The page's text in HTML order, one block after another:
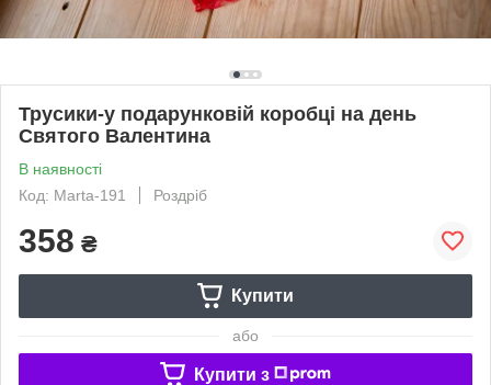
Трусики-у подарунковій коробці на день
Святого Валентина
В наявності
Код: Marta-191
Роздріб
358 ₴
Купити
або
Купити з